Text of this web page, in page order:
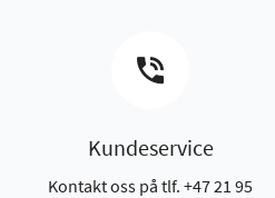
Kundeservice
Kontakt oss på tlf. +47 21 95